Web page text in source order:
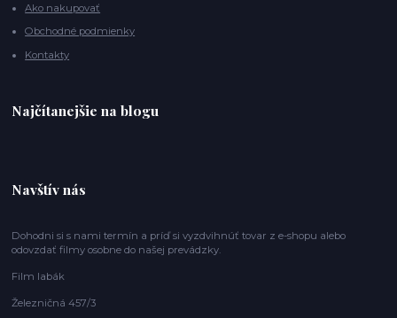
Ako nakupovať
Obchodné podmienky
Kontakty
Najčítanejšie na blogu
Navštív nás
Dohodni si s nami termín a príď si vyzdvihnúť tovar z e-shopu alebo
odovzdať filmy osobne do našej prevádzky.
Film labák
Železničná 457/3